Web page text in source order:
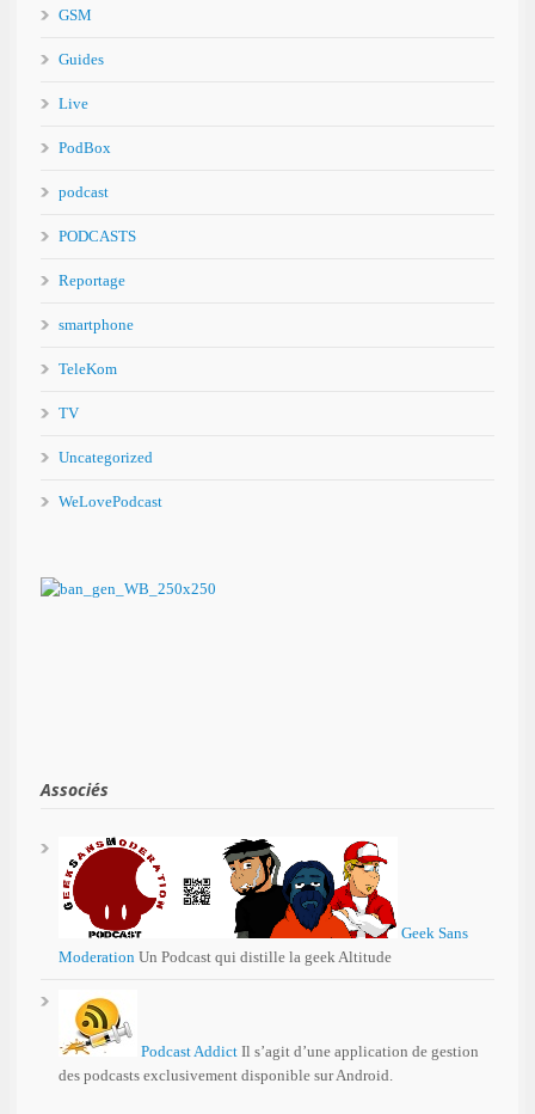
GSM
Guides
Live
PodBox
podcast
PODCASTS
Reportage
smartphone
TeleKom
TV
Uncategorized
WeLovePodcast
Associés
Geek Sans
Moderation Un Podcast qui distille la geek Altitude
Podcast Addict Il s’agit d’une application de gestion
des podcasts exclusivement disponible sur Android.